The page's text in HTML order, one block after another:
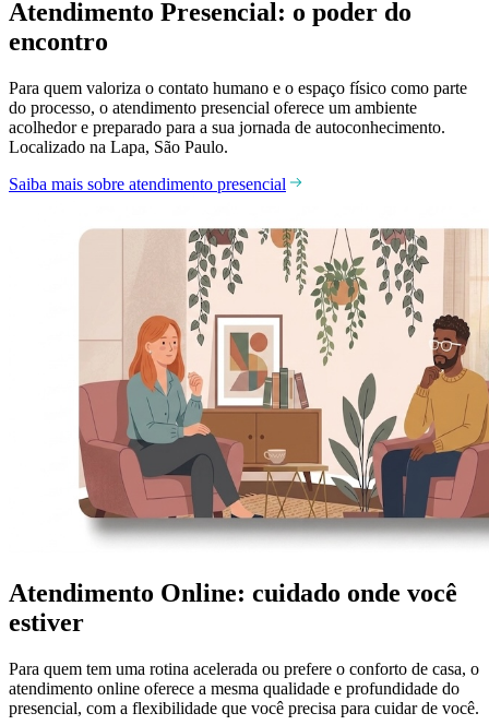
Atendimento Presencial: o poder do
encontro
Para quem valoriza o contato humano e o espaço físico como parte
do processo, o atendimento presencial oferece um ambiente
acolhedor e preparado para a sua jornada de autoconhecimento.
Localizado na Lapa, São Paulo.
Saiba mais sobre atendimento presencial
Atendimento Online: cuidado onde você
estiver
Para quem tem uma rotina acelerada ou prefere o conforto de casa, o
atendimento online oferece a mesma qualidade e profundidade do
presencial, com a flexibilidade que você precisa para cuidar de você.